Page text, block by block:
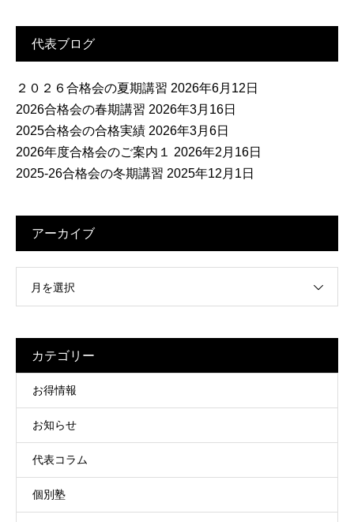
代表ブログ
２０２６合格会の夏期講習 2026年6月12日
2026合格会の春期講習 2026年3月16日
2025合格会の合格実績 2026年3月6日
2026年度合格会のご案内１
2026年2月16日
2025-26合格会の冬期講習 2025年12月1日
アーカイブ
月を選択
カテゴリー
お得情報
お知らせ
代表コラム
個別塾